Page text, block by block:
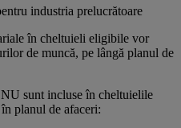
industria prelucrătoare
în cheltuieli eligibile vor
de muncă, pe lângă planul de
sunt incluse în cheltuielile
planul de afaceri: